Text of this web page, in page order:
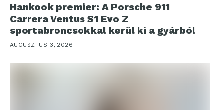
Hankook premier: A Porsche 911
Carrera Ventus S1 Evo Z
sportabroncsokkal kerül ki a gyárból
AUGUSZTUS 3, 2026